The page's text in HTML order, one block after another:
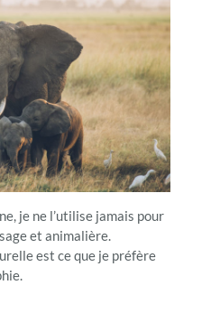
je ne l’utilise jamais pour
et animalière.
est ce que je préfère